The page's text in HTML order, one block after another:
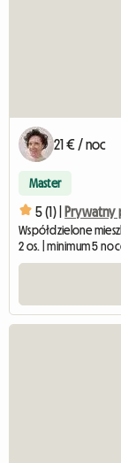
21 € / noc
Master
5 (1) |
Współdzielone
2 os. | minimum 5